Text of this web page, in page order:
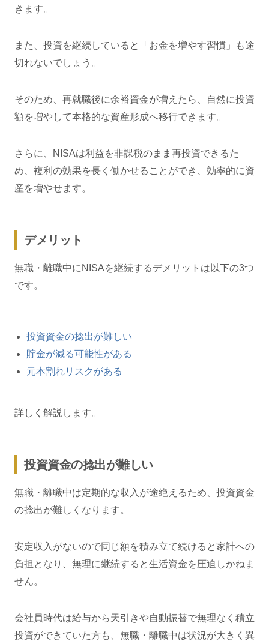
きます。
また、投資を継続していると「お金を増やす習慣」も途
切れないでしょう。
そのため、再就職後に余裕資金が増えたら、自然に投資
額を増やして本格的な資産形成へ移行できます。
さらに、NISAは利益を非課税のまま再投資できるた
め、複利の効果を長く働かせることができ、効率的に資
産を増やせます。
デメリット
無職・離職中にNISAを継続するデメリットは以下の3つ
です。
投資資金の捻出が難しい
貯金が減る可能性がある
元本割れリスクがある
詳しく解説します。
投資資金の捻出が難しい
無職・離職中は定期的な収入が途絶えるため、投資資金
の捻出が難しくなります。
安定収入がないので同じ額を積み立て続けると家計への
負担となり、無理に継続すると生活資金を圧迫しかねま
せん。
会社員時代は給与から天引きや自動振替で無理なく積立
投資ができていた方も、無職・離職中は状況が大きく異